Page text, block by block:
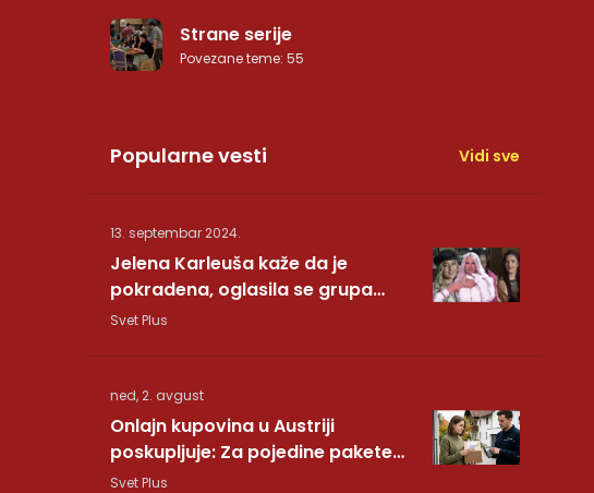
Strane serije
Povezane teme: 55
Popularne vesti Vidi sve
13. septembar 2024.
Jelena Karleuša kaže da je
pokradena, oglasila se grupa
Hurricane: Pesma RUNDE je naša!
Svet Plus
ned, 2. avgust
Onlajn kupovina u Austriji
poskupljuje: Za pojedine pakete
dodatnih 7,40 evra
Svet Plus